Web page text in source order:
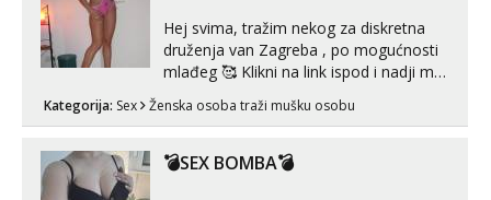
Hej svima, tražim nekog za diskretna
druženja van Zagreba , po mogućnosti
mlađeg 🥰 Klikni na link ispod i nadji me
Kategorija: Sex Ženska osoba traži mušku osobu
💣SEX BOMBA💣